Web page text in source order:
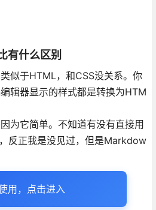
有什么区别
似于HTML，和CSS没关系。你
辑器显示的样式都是转换为HTM
为它简单。不知道有没有直接用
反正我是没见过，但是Markdow
用，点击进入